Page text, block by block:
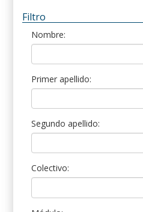
Filtro
Nombre:
Primer apellido:
Segundo apellido:
Colectivo: